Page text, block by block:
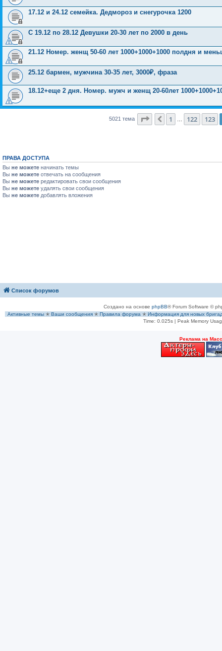
17.12 и 24.12 семейка. Дедмороз и снегурочка 1200
С 19.12 по 28.12 Девушки 20-30 лет по 2000 в день
21.12 Номер. женщ 50-60 лет 1000+1000+1000 полдня и
25.12 бармен, мужчина 30-35 лет, 3000₽, фраза
18.12+еще 2 дня. Номер. мужч и женщ 20-60лет
5021 тема Страница 124из 201
Пред.
1 122 123
ПРАВА ДОСТУПА
Вы не можете начинать темы
Вы не можете отвечать на сообщения
Вы не можете редактировать свои сообщения
Вы не можете удалять свои сообщения
Вы не можете добавлять вложения
Список форумов
Создано на основе phpBB® Forum Software ©
Активные темы ✭ Ваши сообщения ✭ Правила форума ✭ Информация для новых
Time: 0.025s| Peak Memory
Рeклама на